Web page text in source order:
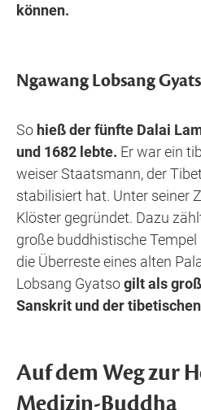
können.
Ngawang Lobsang
So hieß der fünfte Dalai
und 1682 lebte. Er war ein
weiser Staatsmann, der
stabilisiert hat. Unter seiner
Klöster gegründet. Dazu
große buddhistische
die Überreste eines alten
Lobsang Gyatsogilt als
Sanskrit und der
Auf dem Weg zur
Medizin-Buddha